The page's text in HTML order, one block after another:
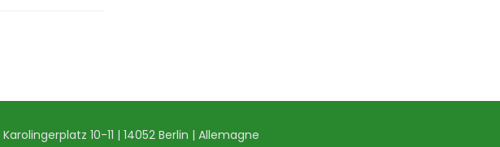
Karolingerplatz 10-11 | 14052 Berlin | Allemagne